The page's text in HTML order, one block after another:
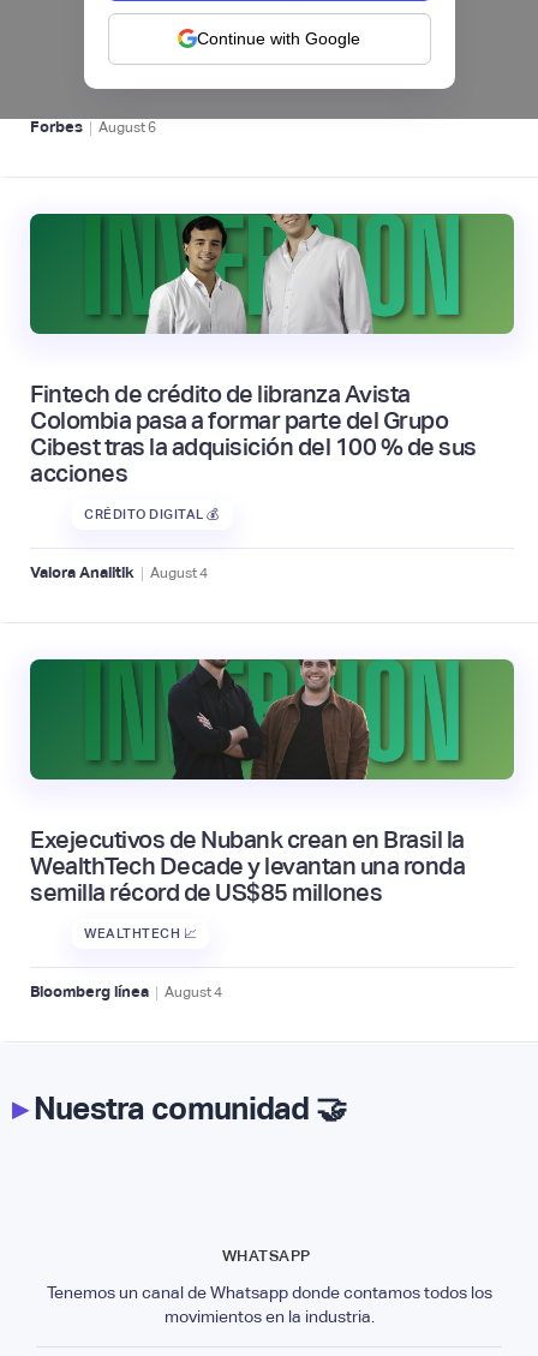
Continue with Google
regional en Uruguay
BFM 👔
Forbes | August6
Fintech de crédito de libranza Avista
Colombia pasa a formar parte del Grupo
Cibest tras la adquisición del 100 % de sus
acciones
CRÉDITO DIGITAL 💰
Valora Analitik | August4
Exejecutivos de Nubank crean en Brasil la
WealthTech Decade y levantan una ronda
semilla récord de US$85 millones
WEALTHTECH 📈
Bloomberg línea | August4
▸Nuestra comunidad 🤝
WHATSAPP
Tenemos un canal de Whatsapp donde contamos todos los
movimientos en la industria.